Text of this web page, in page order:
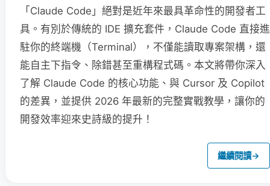
「Claude Code」絕對是近年來最具革命性的開發者工
具。有別於傳統的 IDE 擴充套件，Claude Code 直接進
駐你的終端機（Terminal），不僅能讀取專案架構，還
能自主下指令、除錯甚至重構程式碼。本文將帶你深入
了解 Claude Code 的核心功能、與 Cursor 及 Copilot
的差異，並提供 2026 年最新的完整實戰教學，讓你的
開發效率迎來史詩級的提升！
繼續閱讀→